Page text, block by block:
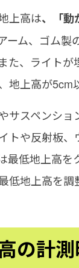
上高は、「動
ーム、ゴム
た、ライト
地上高が5cm
サスペンシ
トや反射板
最低地上高
低地上高を調
の計